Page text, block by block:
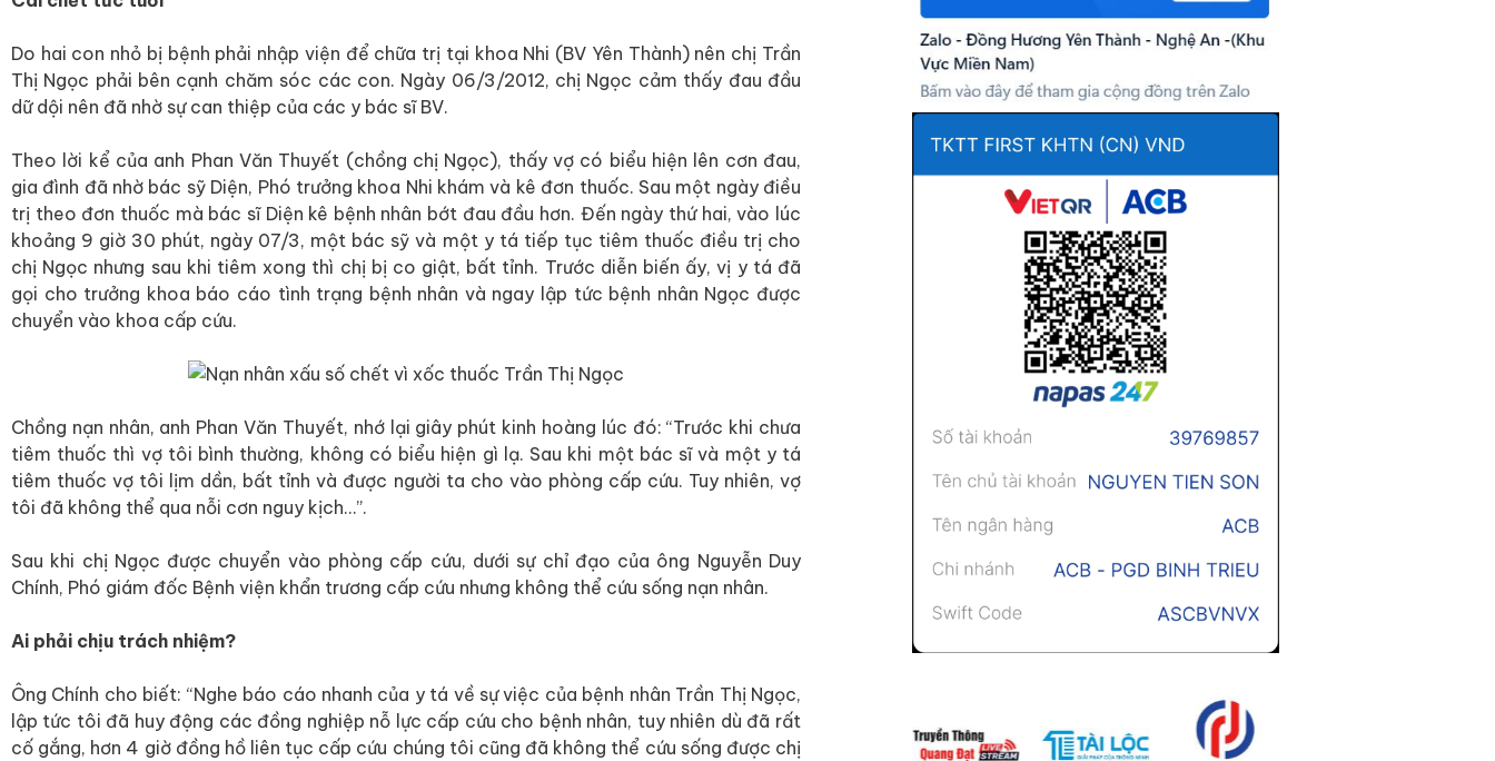
Do hai con nhỏ bị bệnh phải nhập viện để chữa trị tại khoa Nhi (BV Yên Thành) nên chị Trần
Thị Ngọc phải bên cạnh chăm sóc các con. Ngày 06/3/2012, chị Ngọc cảm thấy đau đầu
dữ dội nên đã nhờ sự can thiệp của các y bác sĩ BV.
Theo lời kể của anh Phan Văn Thuyết (chồng chị Ngọc), thấy vợ có biểu hiện lên cơn đau,
gia đình đã nhờ bác sỹ Diện, Phó trưởng khoa Nhi khám và kê đơn thuốc. Sau một ngày điều
trị theo đơn thuốc mà bác sĩ Diện kê bệnh nhân bớt đau đầu hơn. Đến ngày thứ hai, vào lúc
khoảng 9 giờ 30 phút, ngày 07/3, một bác sỹ và một y tá tiếp tục tiêm thuốc điều trị cho
chị Ngọc nhưng sau khi tiêm xong thì chị bị co giật, bất tỉnh. Trước diễn biến ấy, vị y tá đã
gọi cho trưởng khoa báo cáo tình trạng bệnh nhân và ngay lập tức bệnh nhân Ngọc được
chuyển vào khoa cấp cứu.
Chồng nạn nhân, anh Phan Văn Thuyết, nhớ lại giây phút kinh hoàng lúc đó: “Trước khi chưa
tiêm thuốc thì vợ tôi bình thường, không có biểu hiện gì lạ. Sau khi một bác sĩ và một y tá
tiêm thuốc vợ tôi lịm dần, bất tỉnh và được người ta cho vào phòng cấp cứu. Tuy nhiên, vợ
tôi đã không thể qua nỗi cơn nguy kịch…”.
Sau khi chị Ngọc được chuyển vào phòng cấp cứu, dưới sự chỉ đạo của ông Nguyễn Duy
Chính, Phó giám đốc Bệnh viện khẩn trương cấp cứu nhưng không thể cứu sống nạn nhân.
Ai phải chịu trách nhiệm?
Ông Chính cho biết: “Nghe báo cáo nhanh của y tá về sự việc của bệnh nhân Trần Thị Ngọc,
lập tức tôi đã huy động các đồng nghiệp nỗ lực cấp cứu cho bệnh nhân, tuy nhiên dù đã rất
cố gắng, hơn 4 giờ đồng hồ liên tục cấp cứu chúng tôi cũng đã không thể cứu sống được chị